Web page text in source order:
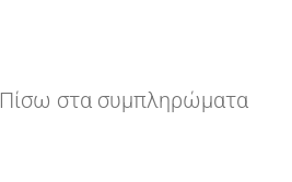
Πίσω στα συμπληρώματα